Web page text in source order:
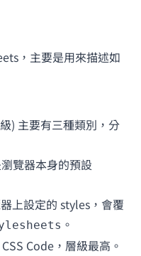
，主要是用來描述如
) 主要有三種類別，分
覽器本身的預設
上設定的 styles，會覆
。
Code，層級最高。